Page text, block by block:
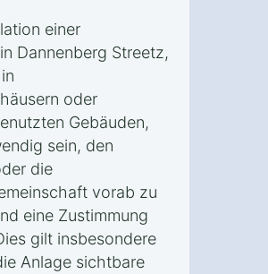
einer
Dannenberg Streetz,
oder
Gebäuden,
sein, den
die
vorab zu
eine Zustimmung
gilt insbesondere
Anlage sichtbare